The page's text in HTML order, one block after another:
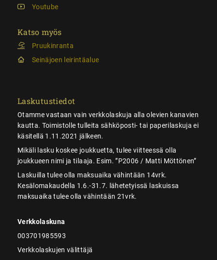
Youtube
Katso myös
Pruukinranta
Seinäjoen leirintäalue
Laskutustiedot
Otamme vastaan vain verkkolaskuja alla olevien kanavien
kautta. Toimistolle tulleita sähköposti- tai paperilaskuja ei
käsitellä 1.11.2021 jälkeen.
Mikäli lasku koskee joukkuetta, tulee viitteessä olla
joukkueen nimi ja tilaaja. Esim. ”P2006 / Matti Möttönen”
Laskuilla tulee olla maksuaika vähintään 14vrk.
Kesälomakaudella 1.6.-31.7. lähetetyissä laskuissa
maksuaika tulee olla vähintään 21vrk.
Verkkolaskuna
003701985593
Verkkolaskujen välittäjä